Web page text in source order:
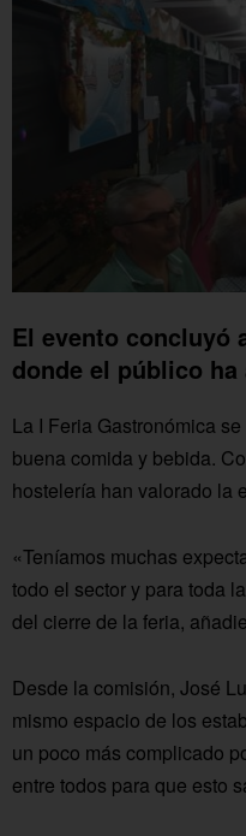
El evento concluyó
donde el público
La I Feria Gastronómica
buena comida y bebida.
hostelería han valorado la
«Teníamos muchas
todo el sector y para toda
del cierre de la feria,
Desde la comisión, José
mismo espacio de los
un poco más complicado
entre todos para que esto